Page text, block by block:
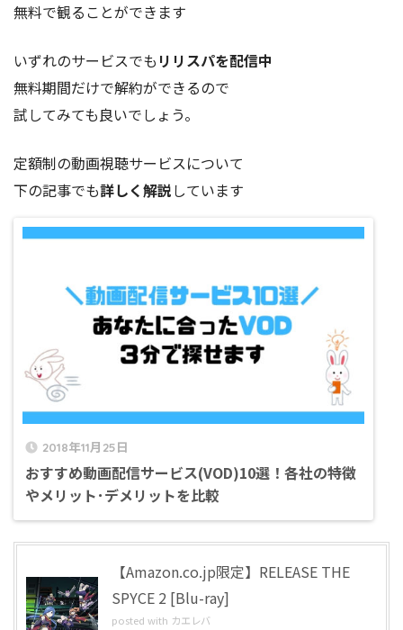
無料で観ることができます
いずれのサービスでも リリスパを配信中
無料期間だけで解約ができるので
試してみても良いでしょう。
定額制の動画視聴サービスについて
下の記事でも詳しく解説しています
2018年11月25日
おすすめ動画配信サービス(VOD)10選！各社の特徴
やメリット･デメリットを比較
【Amazon.co.jp限定】RELEASE THE
SPYCE 2 [Blu-ray]
posted with カエレバ